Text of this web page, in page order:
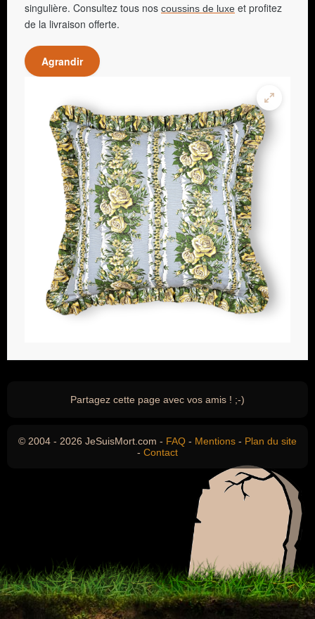
singulière. Consultez tous nos coussins de luxe et profitez
de la livraison offerte.
Agrandir
Partagez cette page avec vos amis ! ;-)
© 2004 - 2026 JeSuisMort.com - FAQ - Mentions - Plan du site
- Contact